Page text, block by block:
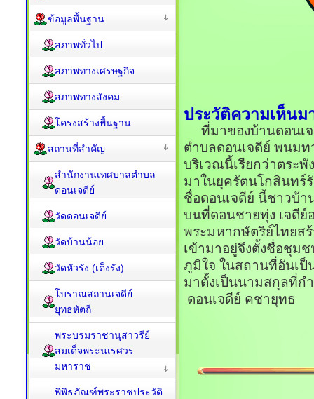
ประวัติความเห็นม
ที่มาของบ้านดอนเ
ตำบลดอนเจดีย์ พนม
บริเวณนี้เรียกว่าตระ
มาในยุครัตนโกสินทร์
ชื่อดอนเจดีย์ นี้ชาวบ้า
บนที่ดอนชายทุ่ง เจดีย์
พระมหากษัตริย์ไทยส
เข้ามาอยู่จึงตั้งชื่อชุม
ภูมิใจ ในสถานที่อันเป็
มาตั้งเป็นนามสกุลที่ก
ดอนเจดีย์ คชายุทธ
ข้อมูลพื้นฐาน
สภาพทั่วไป
สภาพทางเศรษฐกิจ
สภาพทางสังคม
โครงสร้างพื้นฐาน
สถานที่สำคัญ
สำนักงานเทศบาลตำบล
ดอนเจดีย์
วัดดอนเจดีย์
วัดบ้านน้อย
วัดหัวรัง (เต็งรัง)
โบราณสถานเจดีย์
ยุทธหัตถี
พระบรมราชานุสาวรีย์
สมเด็จพระนเรศวร
มหาราช
พิพิธภัณฑ์พระราชประวัติ